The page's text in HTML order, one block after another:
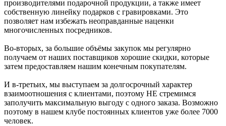
производителями подарочной продукции, а также имеет
собственную линейку подарков с гравировками. Это
позволяет нам избежать неоправданные наценки
многочисленных посредников.
Во-вторых, за большие объёмы закупок мы регулярно
получаем от наших поставщиков хорошие скидки, которые
затем предоставляем нашим конечным покупателям.
И в-третьих, мы выступаем за долгосрочный характер
взаимоотношения с клиентами, поэтому НЕ стремимся
заполучить максимальную выгоду с одного заказа. Возможно
поэтому в нашем клубе постоянных клиентов уже более 7000
человек.